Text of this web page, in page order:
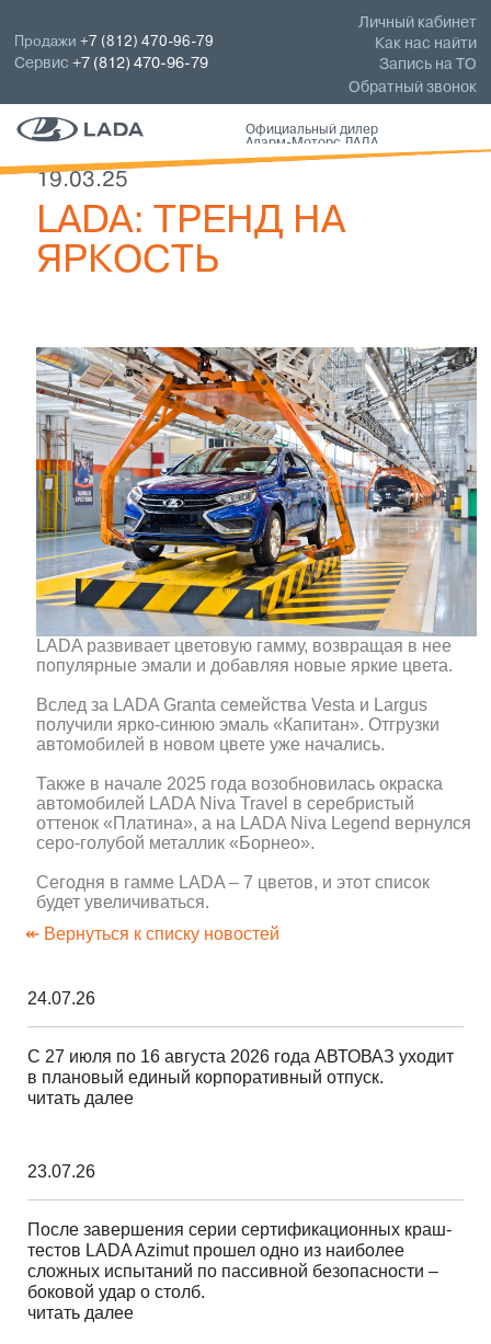
Личный кабинет
Как нас найти
Запись на ТО
Обратный звонок
Продажи+7 (812) 470-96-79
Сервис+7 (812) 470-96-79
Официальный дилер
Аларм-Моторс ЛАДА
19.03.25
LADA: ТРЕНД НА
ЯРКОСТЬ
LADA развивает цветовую гамму, возвращая в нее
популярные эмали и добавляя новые яркие цвета.
Вслед за LADA Granta семейства Vesta и Largus
получили ярко-синюю эмаль «Капитан». Отгрузки
автомобилей в новом цвете уже начались.
Также в начале 2025 года возобновилась окраска
автомобилей LADA Niva Travel в серебристый
оттенок «Платина», а на LADA Niva Legend вернулся
серо-голубой металлик «Борнео».
Сегодня в гамме LADA – 7 цветов, и этот список
будет увеличиваться.
↞ Вернуться к списку новостей
24.07.26
С 27 июля по 16 августа 2026 года АВТОВАЗ уходит
в плановый единый корпоративный отпуск.
читать далее
23.07.26
После завершения серии сертификационных краш-
тестов LADA Azimut прошел одно из наиболее
сложных испытаний по пассивной безопасности –
боковой удар о столб.
читать далее